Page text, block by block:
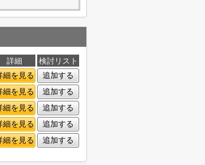
詳細
検討リスト
細を見る
追加する
細を見る
追加する
細を見る
追加する
細を見る
追加する
細を見る 追加する